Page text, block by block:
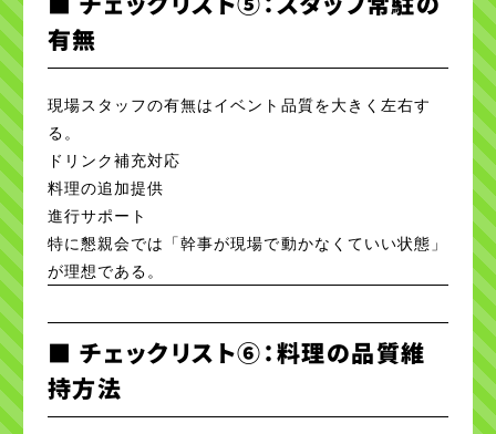
有無
現場スタッフの有無はイベント品質を大きく左右す
る。
ドリンク補充対応
料理の追加提供
進行サポート
特に懇親会では「幹事が現場で動かなくていい状態」
が理想である。
■ チェックリスト⑥：料理の品質維
持方法